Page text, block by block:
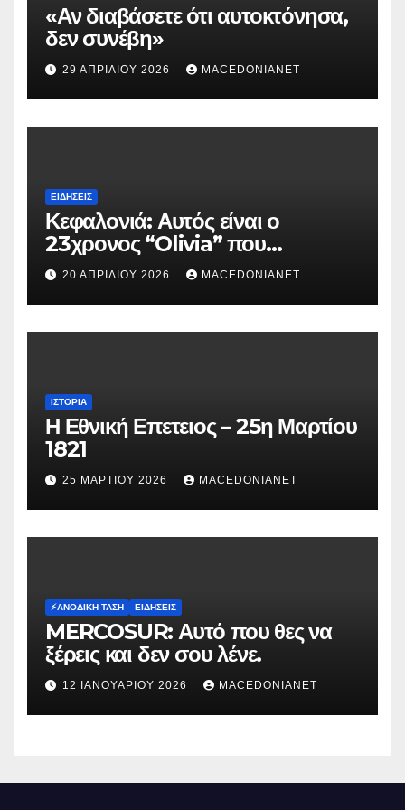
«Αν διαβάσετε ότι αυτοκτόνησα,
δεν συνέβη»
29 ΑΠΡΙΛΊΟΥ 2026 MACEDONIANET
ΕΙΔΉΣΕΙΣ
Κεφαλονιά: Αυτός είναι ο
23χρονος “Olivia” που
κατηγορείται για τον θάνατο της
Μυρτούς
20 ΑΠΡΙΛΊΟΥ 2026 MACEDONIANET
ΙΣΤΟΡΊΑ
Η Εθνική Επετειος – 25η Μαρτίου
1821
25 ΜΑΡΤΊΟΥ 2026 MACEDONIANET
⚡️ΑΝΟΔΙΚΉ ΤΆΣΗ ΕΙΔΉΣΕΙΣ
MERCOSUR: Αυτό που θες να
ξέρεις και δεν σου λένε.
12 ΙΑΝΟΥΑΡΊΟΥ 2026 MACEDONIANET